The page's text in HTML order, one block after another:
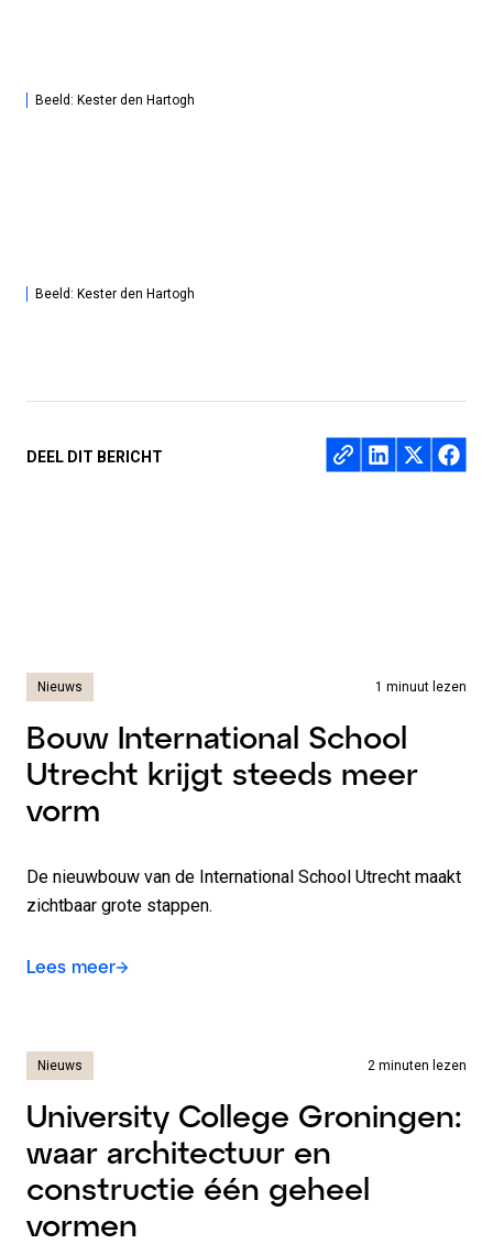
Beeld: Kester den Hartogh
Beeld: Kester den Hartogh
DEEL DIT BERICHT Deel
Nieuws 1 minuut lezen
Bouw International School
Utrecht krijgt steeds meer
vorm
De nieuwbouw van de International School Utrecht maakt
zichtbaar grote stappen.
Lees meer
Nieuws 2 minuten lezen
University College Groningen:
waar architectuur en
constructie één geheel
vormen